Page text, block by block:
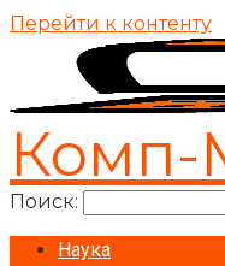
Перейти к контенту
Комп-
Поиск:
Наука